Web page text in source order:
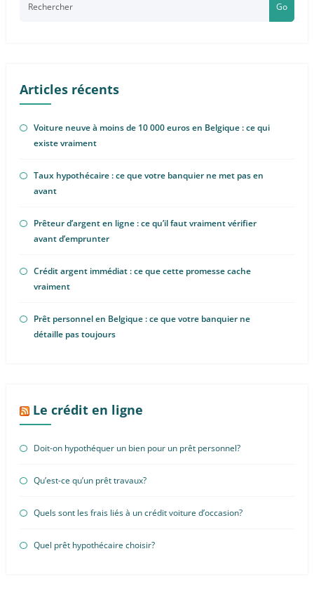
Go
Articles récents
Voiture neuve à moins de 10 000 euros en Belgique : ce qui
existe vraiment
Taux hypothécaire : ce que votre banquier ne met pas en
avant
Prêteur d’argent en ligne : ce qu’il faut vraiment vérifier
avant d’emprunter
Crédit argent immédiat : ce que cette promesse cache
vraiment
Prêt personnel en Belgique : ce que votre banquier ne
détaille pas toujours
Le crédit en ligne
Doit-on hypothéquer un bien pour un prêt personnel?
Qu’est-ce qu’un prêt travaux?
Quels sont les frais liés à un crédit voiture d’occasion?
Quel prêt hypothécaire choisir?